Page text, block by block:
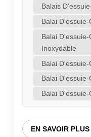
l'acier
présentent une
corrosion. Ils
néfastes de l'eau
voirie, des pluies
corrosives sans
garantit des
difficiles,
Balais
Balai
Balai
Inoxydable
Balai
Balai
Balai
EN SAVOIR PLUS